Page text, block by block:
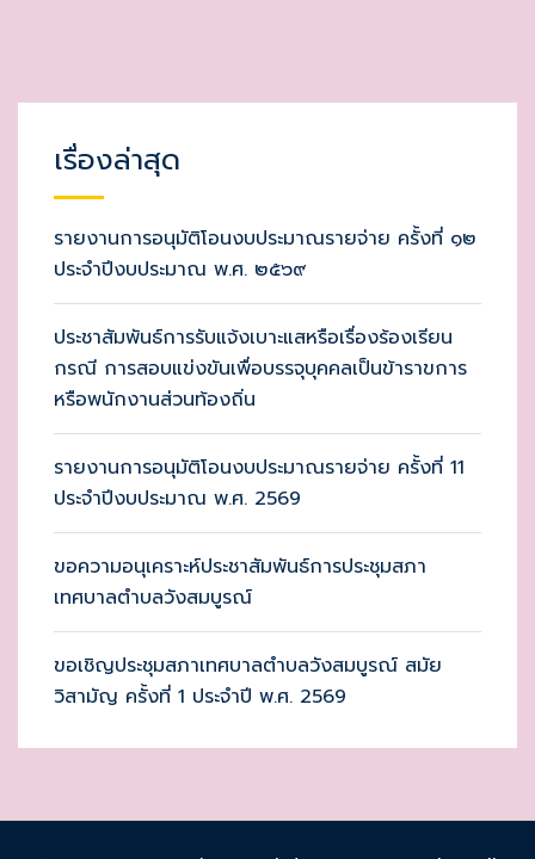
เรื่องล่าสุด
รายงานการอนุมัติโอนงบประมาณรายจ่าย ครั้งที่ ๑๒
ประจำปีงบประมาณ พ.ศ. ๒๕๖๙
ประชาสัมพันธ์การรับแจ้งเบาะแสหรือเรื่องร้องเรียน
กรณี การสอบแข่งขันเพื่อบรรจุบุคคลเป็นข้าราขการ
หรือพนักงานส่วนท้องถิ่น
รายงานการอนุมัติโอนงบประมาณรายจ่าย ครั้งที่ 11
ประจำปีงบประมาณ พ.ศ. 2569
ขอความอนุเคราะห์ประชาสัมพันธ์การประชุมสภา
เทศบาลตำบลวังสมบูรณ์
ขอเชิญประชุมสภาเทศบาลตำบลวังสมบูรณ์ สมัย
วิสามัญ ครั้งที่ 1 ประจำปี พ.ศ. 2569